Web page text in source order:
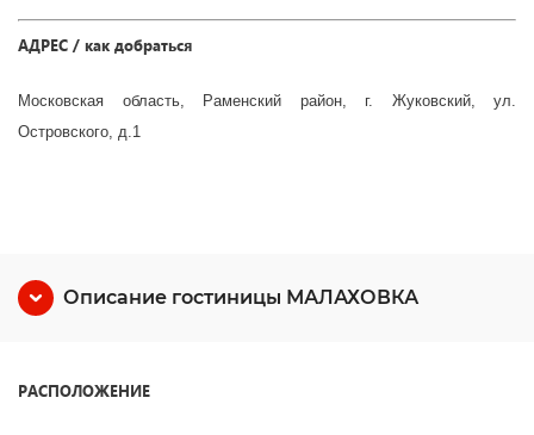
АДРЕС / как добраться
Московская область, Раменский район, г. Жуковский, ул.
Островского, д.1
Описание гостиницы МАЛАХОВКА
РАСПОЛОЖЕНИЕ